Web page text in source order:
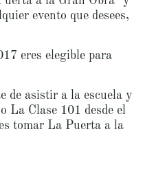
evento que desees,
eres elegible para
de asistir a la escuela y
La Clase 101 desde el
tomar La Puerta a la